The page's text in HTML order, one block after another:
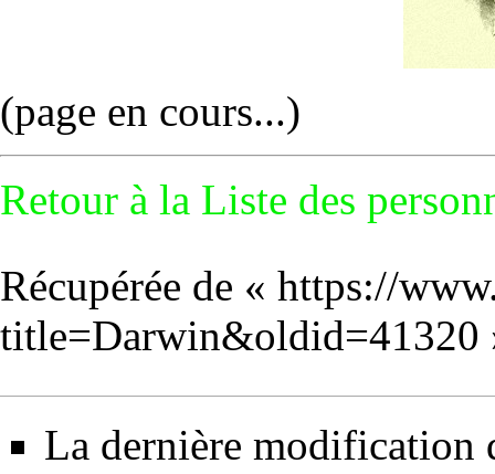
(page en cours...)
Retour à la Liste des
Récupérée de « https://
title=Darwin&oldid=41320
La dernière modification